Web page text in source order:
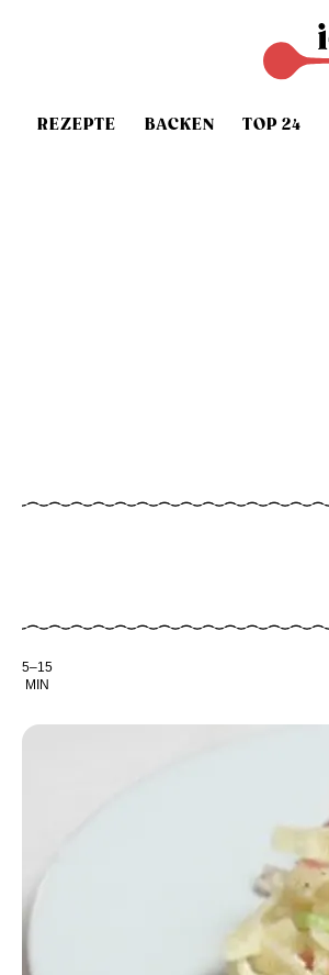
REZEPTE BACKEN TOP 24
Kochdauer
5–15
MIN